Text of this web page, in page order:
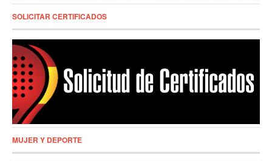
SOLICITAR CERTIFICADOS
MUJER Y DEPORTE